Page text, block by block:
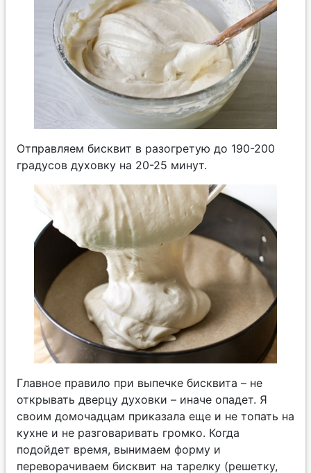
Отправляем бисквит в разогретую до 190-200
градусов духовку на 20-25 минут.
Главное правило при выпечке бисквита – не
открывать дверцу духовки – иначе опадет. Я
своим домочадцам приказала еще и не топать на
кухне и не разговаривать громко. Когда
подойдет время, вынимаем форму и
переворачиваем бисквит на тарелку (решетку,